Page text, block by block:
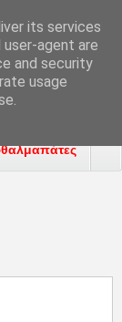
its services
user-agent are
and security
usage